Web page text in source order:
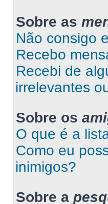
Sobre as
Não consigo
Recebo
Recebi de
irrelevantes
Sobre os
O que é a
Como eu
inimigos?
Sobre a